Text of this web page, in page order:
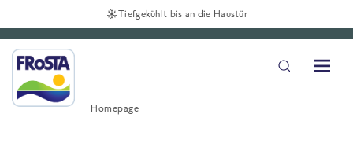
Tiefgekühlt bis an die Haustür
Homepage